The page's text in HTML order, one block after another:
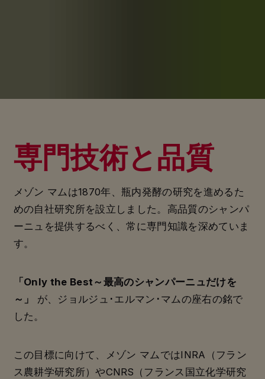
専門技術と品質
メゾン マムは1870年、瓶内発酵の研究を進めるた
めの自社研究所を設立しました。高品質のシャンパ
ーニュを提供するべく、常に専門知識を深めていま
す。
「Only the Best～最高のシャンパーニュだけを
～」
が、ジョルジュ･エルマン･マムの座右の銘で
した。
この目標に向けて、メゾン マムではINRA（フラン
ス農耕学研究所）やCNRS（フランス国立化学研究